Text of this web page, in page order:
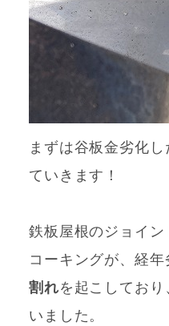
まずは谷板金劣化
ていきます！
鉄板屋根のジョイ
コーキングが、経
割れを起こしており
いました。